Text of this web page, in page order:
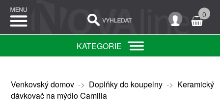
0
KATEGORIE
Venkovský domov-> Doplňky do koupelny-> Keramický
dávkovač na mýdlo Camilla